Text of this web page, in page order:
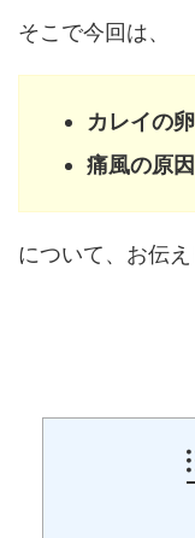
そこで今回は、
カレイの
痛風の原
について、お伝え